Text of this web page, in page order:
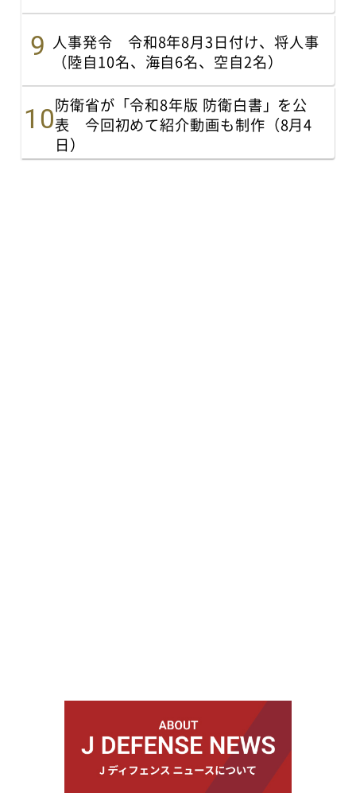
人事発令 令和8年8月3日付け、将人事
（陸自10名、海自6名、空自2名）
防衛省が「令和8年版 防衛白書」を公
表 今回初めて紹介動画も制作（8月4
日）